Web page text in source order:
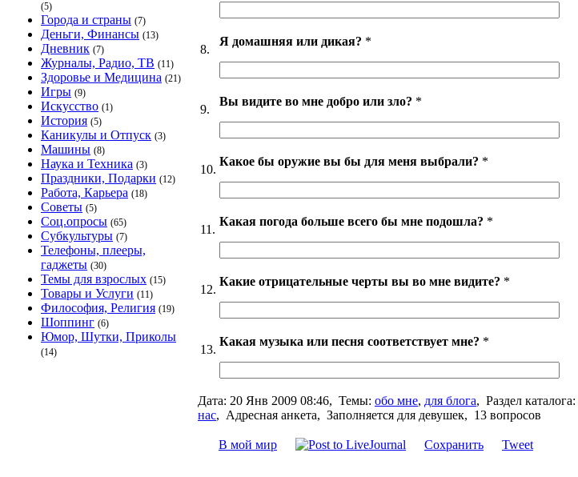
(5)
Города и страны (7)
Деньги, Финансы (13)
Дневник (7)
Журналы, Радио, ТВ (11)
Здоровье и Медицина (21)
Игры (9)
Искусство (1)
История (5)
Каникулы и Отпуск (3)
Машины (8)
Наука и Техника (3)
Праздники, Подарки (12)
Работа, Карьера (18)
Советы (5)
Соц.опросы (65)
Субкультуры (7)
Телефоны, плееры,
гаджеты (30)
Темы для взрослых (15)
Товары и Услуги (11)
Философия, Религия (19)
Шоппинг (6)
Юмор, Шутки, Приколы
(14)
8.
Я домашняя или дикая? *
9.
Вы видите во мне добро или зло? *
10.
Какое бы оружие вы бы для меня выбрали? *
11.
Какая погода больше всего бы мне подошла? *
12.
Какие отрицательные черты вы во мне видите? *
13.
Какая музыка или песня соответствует мне? *
Дата: 20 Янв 2009 08:46, Темы: обо мне, для блога, Раздел каталога:
нас, Адресная анкета, Заполняется для девушек, 13 вопросов
В мой мир Сохранить Tweet